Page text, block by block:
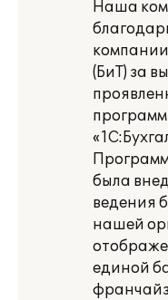
Наша
компании
(БиТ) за
была
ведения
нашей
единой